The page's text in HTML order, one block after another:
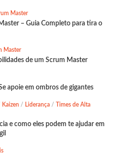
Master
– Guia Completo para tira o
Master
de um Scrum Master
apoie em ombros de gigantes
Kaizen / Liderança / Times de Alta
e como eles podem te ajudar em